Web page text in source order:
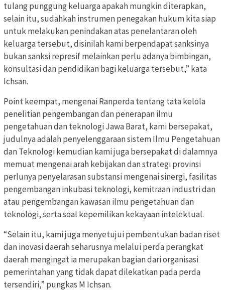
tulang punggung keluarga apakah mungkin diterapkan,
selain itu, sudahkah instrumen penegakan hukum kita siap
untuk melakukan penindakan atas penelantaran oleh
keluarga tersebut, disinilah kami berpendapat sanksinya
bukan sanksi represif melainkan perlu adanya bimbingan,
konsultasi dan pendidikan bagi keluarga tersebut,” kata
Ichsan.
Point keempat, mengenai Ranperda tentang tata kelola
penelitian pengembangan dan penerapan ilmu
pengetahuan dan teknologi Jawa Barat, kami bersepakat,
judulnya adalah penyelenggaraan sistem Ilmu Pengetahuan
dan Teknologi kemudian kami juga bersepakat di dalamnya
memuat mengenai arah kebijakan dan strategi provinsi
perlunya penyelarasan substansi mengenai sinergi, fasilitas
pengembangan inkubasi teknologi, kemitraan industri dan
atau pengembangan kawasan ilmu pengetahuan dan
teknologi, serta soal kepemilikan kekayaan intelektual.
“Selain itu, kami juga menyetujui pembentukan badan riset
dan inovasi daerah seharusnya melalui perda perangkat
daerah mengingat ia merupakan bagian dari organisasi
pemerintahan yang tidak dapat dilekatkan pada perda
tersendiri,” pungkas M Ichsan.